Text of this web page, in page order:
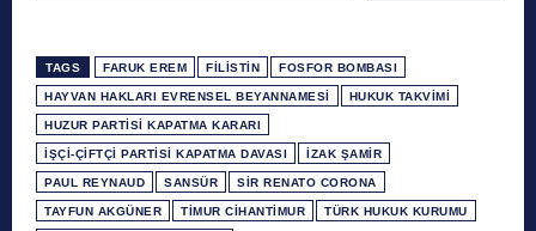
TAGS FARUK EREM FILISTIN FOSFOR BOMBASI
HAYVAN HAKLARI EVRENSEL BEYANNAMESI HUKUK TAKVIMI
HUZUR PARTISI KAPATMA KARARI
İŞÇI-ÇIFTÇI PARTISI KAPATMA DAVASI İZAK ŞAMIR
PAUL REYNAUD SANSÜR SIR RENATO CORONA
TAYFUN AKGÜNER TIMUR CIHANTIMUR TÜRK HUKUK KURUMU